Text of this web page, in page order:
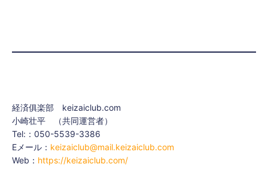
経済俱楽部 keizaiclub.com
小崎壮平 （共同運営者）
Tel:：050-5539-3386
Eメール： keizaiclub@mail.keizaiclub.com
Web： https://keizaiclub.com/